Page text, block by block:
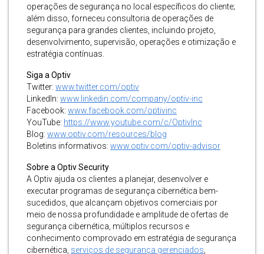
operações de segurança no local específicos do cliente;
além disso, forneceu consultoria de operações de
segurança para grandes clientes, incluindo projeto,
desenvolvimento, supervisão, operações e otimização e
estratégia contínuas.
Siga a Optiv
Twitter: www.twitter.com/optiv
LinkedIn: www.linkedin.com/company/optiv-inc
Facebook: www.facebook.com/optivinc
YouTube: https://www.youtube.com/c/OptivInc
Blog: www.optiv.com/resources/blog
Boletins informativos: www.optiv.com/optiv-advisor
Sobre a Optiv Security
A Optiv ajuda os clientes a planejar, desenvolver e
executar programas de segurança cibernética bem-
sucedidos, que alcançam objetivos comerciais por
meio de nossa profundidade e amplitude de ofertas de
segurança cibernética, múltiplos recursos e
conhecimento comprovado em estratégia de segurança
cibernética, serviços de segurança gerenciados